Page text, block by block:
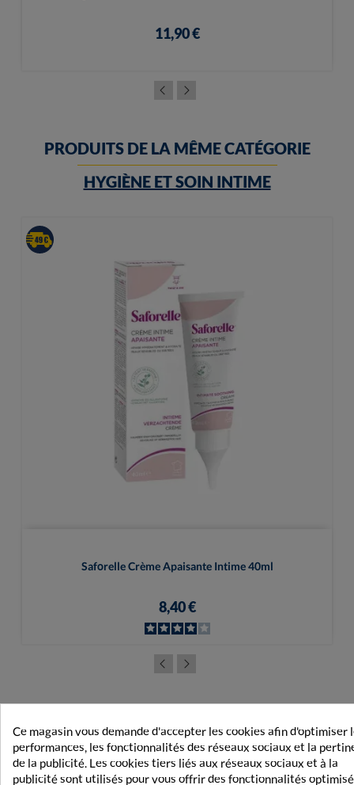
11,90 €
PRODUITS DE LA MÊME CATÉGORIE
HYGIÈNE ET SOIN INTIME
Saforelle Crème Apaisante Intime 40ml
8,40 €
LES AVIS CLIENTS
5 5/
Ce magasin vous demande d'accepter les cookies afin d'optimiser
performances, les fonctionnalités des réseaux sociaux et la
de la publicité. Les cookies tiers liés aux réseaux sociaux et à la
publicité sont utilisés pour vous offrir des fonctionnalités